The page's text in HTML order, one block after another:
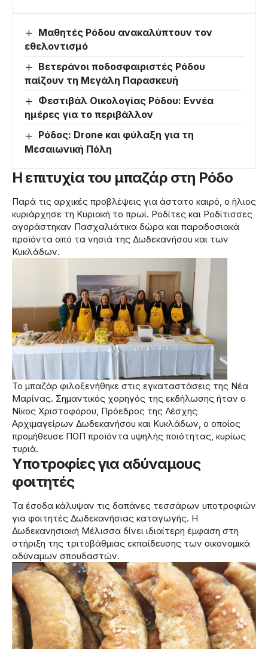
Μαθητές Ρόδου ανακαλύπτουν τον
εθελοντισμό
Βετεράνοι ποδοσφαιριστές Ρόδου
παίζουν τη Μεγάλη Παρασκευή
Φεστιβάλ Οικολογίας Ρόδου: Εννέα
ημέρες για το περιβάλλον
Ρόδος: Drone και φύλαξη για τη
Μεσαιωνική Πόλη
Η επιτυχία του μπαζάρ στη Ρόδο
Παρά τις αρχικές προβλέψεις για άστατο καιρό, ο ήλιος
κυριάρχησε τη Κυριακή το πρωί. Ροδίτες και Ροδίτισσες
αγοράστηκαν Πασχαλιάτικα δώρα και παραδοσιακά
προϊόντα από τα νησιά της Δωδεκανήσου και των
Κυκλάδων.
Το μπαζάρ φιλοξενήθηκε στις εγκαταστάσεις της Νέα
Μαρίνας. Σημαντικός χορηγός της εκδήλωσης ήταν ο
Νίκος Χριστοφόρου, Πρόεδρος της Λέσχης
Αρχιμαγείρων Δωδεκανήσου και Κυκλάδων, ο οποίος
προμήθευσε ΠΟΠ προϊόντα υψηλής ποιότητας, κυρίως
τυριά.
Υποτροφίες για αδύναμους
φοιτητές
Τα έσοδα κάλυψαν τις δαπάνες τεσσάρων υποτροφιών
για φοιτητές Δωδεκανήσιας καταγωγής. Η
Δωδεκανησιακή Μέλισσα δίνει ιδιαίτερη έμφαση στη
στήριξη της τριτοβάθμιας εκπαίδευσης των οικονομικά
αδύναμων σπουδαστών.